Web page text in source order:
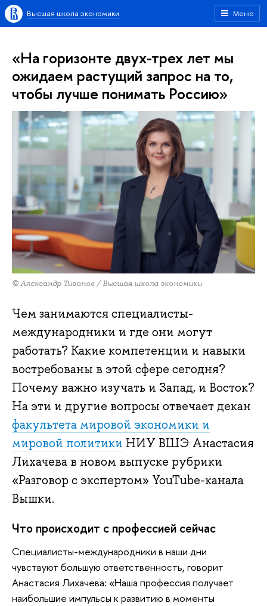
Меню
Высшая школа экономики
«На горизонте двух-трех лет мы
ожидаем растущий запрос на то,
чтобы лучше понимать Россию»
© Александр Тиванов / Высшая школа экономики
Чем занимаются специалисты-
международники и где они могут
работать? Какие компетенции и навыки
востребованы в этой сфере сегодня?
Почему важно изучать и Запад, и Восток?
На эти и другие вопросы отвечает декан
факультета мировой экономики и
мировой политики НИУ ВШЭ Анастасия
Лихачева в новом выпуске рубрики
«Разговор с экспертом» YouTube-канала
Вышки.
Что происходит с профессией сейчас
Специалисты-международники в наши дни
чувствуют большую ответственность, говорит
Анастасия Лихачева: «Наша профессия получает
наибольшие импульсы к развитию в моменты